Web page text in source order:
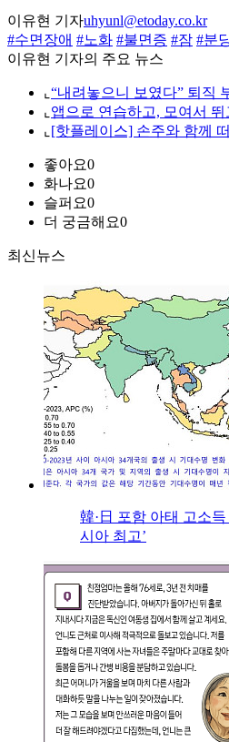
이유현 기자uhyunl@etoday.co.kr
#수면장애 #노화 #불면증 #잠 #분
이유현 기자의 주요 뉴스
⌞ “내려놓으니 보였다” 퇴직
⌞ 앱으로 연습하고, 모여서
⌞ [핫플레이스] 손주와 함께
좋아요0
화나요0
슬퍼요0
더 궁금해요0
최신뉴스
韓·日 포함 아태 고소
시아 최고’